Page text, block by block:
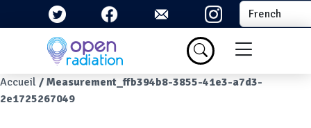
Aller au contenu principal Select your
Menu du
Fil d'Ariane
Accueil
Measurement_ffb394b8-3855-41e3-a7d3-
2e1725267049